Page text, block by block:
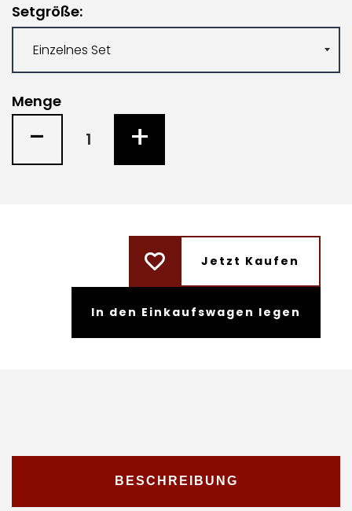
Setgröße
Menge
- +
Jetzt Kaufen
In den Einkaufswagen legen
BESCHREIBUNG